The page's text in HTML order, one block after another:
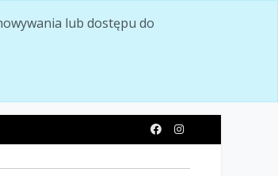
lub dostępu do